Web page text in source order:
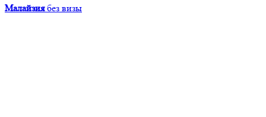
Малайзия без визы